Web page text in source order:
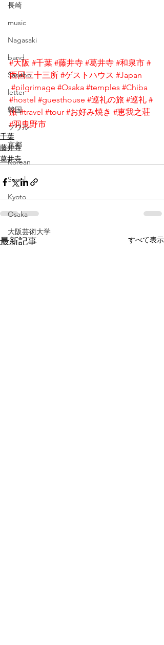
長崎
music
Nagasaki
band
Sasebo
letter
韓国
ソウル
京都
Korean
Seoul
Kyoto
Osaka
大阪芸術大学
#大阪 #千葉 #藤井寺 #葛井寺 #和泉市 #
西国三十三所 #ゲストハウス #Japan
#pilgrimage #Osaka #temples #Chiba
#hostel #guesthouse #巡礼の旅 #巡礼 #
旅 #travel #tour #お好み焼き #恵我之荘
#羽曳野市
千葉
藤井寺
葛井寺
最新記事 すべて表示